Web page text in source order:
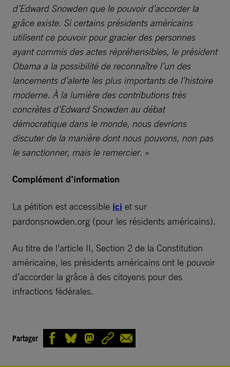
d’Edward Snowden que le pouvoir d’accorder la
grâce existe. Si certains présidents américains
utilisent ce pouvoir pour gracier des personnes
ayant commis des actes répréhensibles, le président
Obama a la possibilité de reconnaître l’un des
lancements d’alerte les plus importants de l’histoire
moderne. À la lumière des contributions très
concrètes d’Edward Snowden au débat
démocratique dans le monde, nous devrions
discuter de la manière dont nous pouvons, non pas
le sanctionner, mais le remercier. »
Complément d’information
La pétition est accessible ici et sur
pardonsnowden.org (pour les résidents américains).
Au titre de l’article II, Section 2 de la Constitution
américaine, les présidents américains ont le pouvoir
d’accorder la grâce à des citoyens pour des
infractions fédérales.
Partager